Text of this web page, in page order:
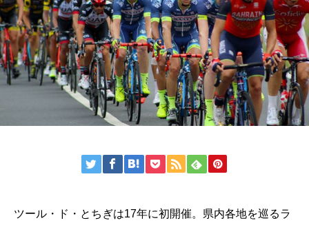
ツール・ド・とちぎは17年に初開催。県内各地を巡るラ